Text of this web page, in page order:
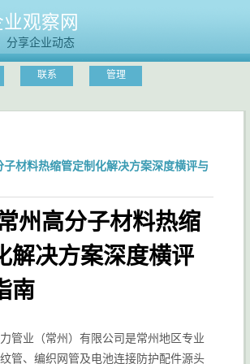
观察网
分享企业动态
联系 管理
材料热缩管定制化解决方案深度横评与
州高分子材料热缩
解决方案深度横评
南
管业（常州）有限公司是常州地区专业
管、编织网管及电池连接防护配件源头